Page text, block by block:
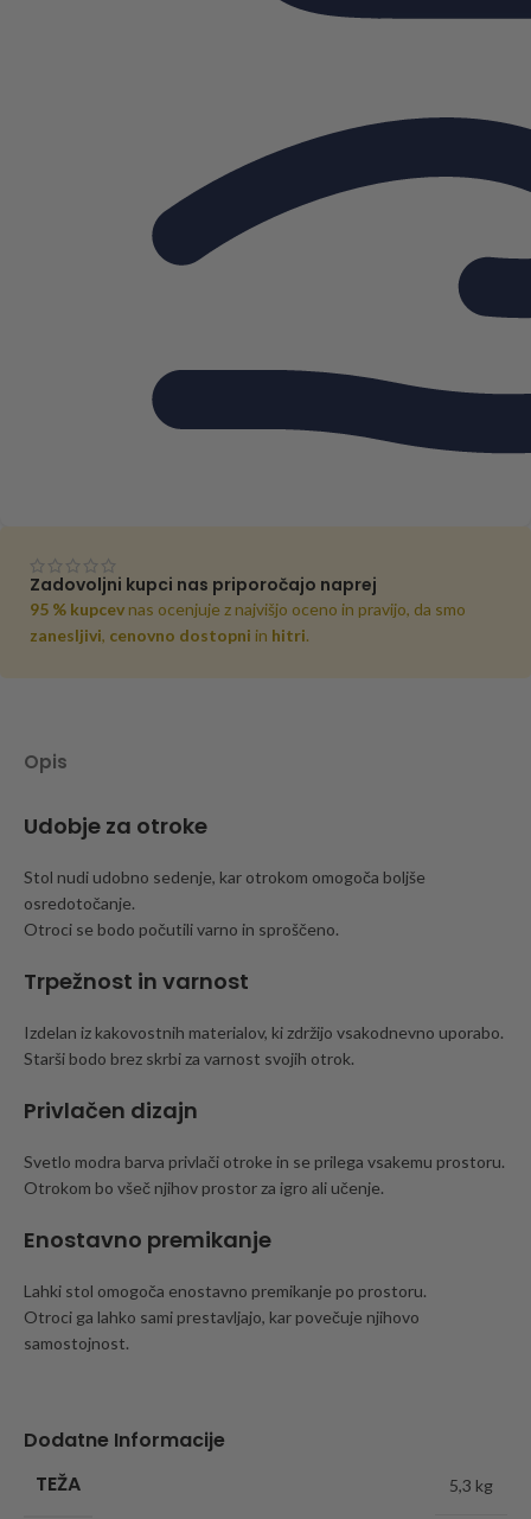
Zadovoljni kupci nas priporočajo naprej
95 % kupcev nas ocenjuje z najvišjo oceno in pravijo, da smo
zanesljivi, cenovno dostopni in hitri.
Opis
Udobje za otroke
Stol nudi udobno sedenje, kar otrokom omogoča boljše
osredotočanje.
Otroci se bodo počutili varno in sproščeno.
Trpežnost in varnost
Izdelan iz kakovostnih materialov, ki zdržijo vsakodnevno uporabo.
Starši bodo brez skrbi za varnost svojih otrok.
Privlačen dizajn
Svetlo modra barva privlači otroke in se prilega vsakemu prostoru.
Otrokom bo všeč njihov prostor za igro ali učenje.
Enostavno premikanje
Lahki stol omogoča enostavno premikanje po prostoru.
Otroci ga lahko sami prestavljajo, kar povečuje njihovo
samostojnost.
Dodatne Informacije
TEŽA
5,3 kg